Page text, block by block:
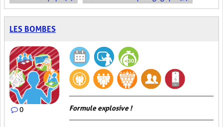
LES BOMBES
0 Formule explosive !